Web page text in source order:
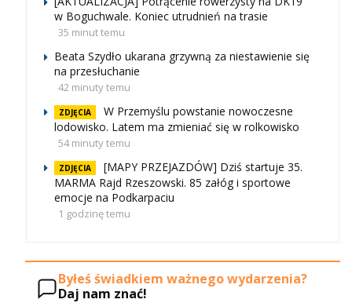
w Boguchwale. Koniec utrudnień na trasie
35 minut temu
Beata Szydło ukarana grzywną za niestawienie się
na przesłuchanie
42 minuty temu
ZDJĘCIA
W Przemyślu powstanie nowoczesne
lodowisko. Latem ma zmieniać się w rolkowisko
54 minuty temu
ZDJĘCIA
[MAPY PRZEJAZDÓW] Dziś startuje 35.
MARMA Rajd Rzeszowski. 85 załóg i sportowe
emocje na Podkarpaciu
1 godzinę temu
Byłeś świadkiem ważnego wydarzenia?
Daj nam znać!